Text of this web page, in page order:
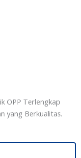
OPP Terlengkap
yang Berkualitas.